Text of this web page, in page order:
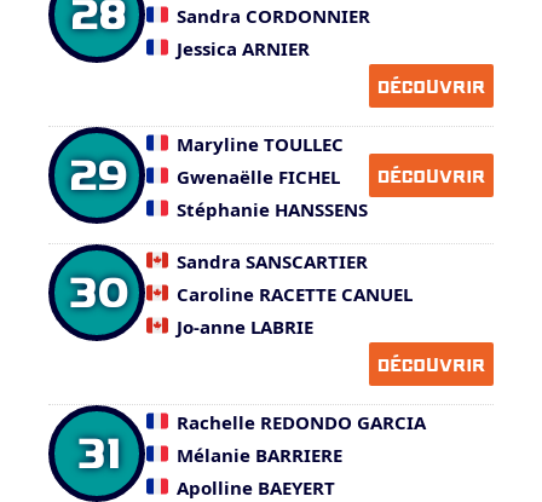
28
Sandra CORDONNIER
Jessica ARNIER
DÉCOUVRIR
29
Maryline TOULLEC
Gwenaëlle FICHEL
Stéphanie HANSSENS
DÉCOUVRIR
30
Sandra SANSCARTIER
Caroline RACETTE CANUEL
Jo-anne LABRIE
DÉCOUVRIR
31
Rachelle REDONDO GARCIA
Mélanie BARRIERE
Apolline BAEYERT